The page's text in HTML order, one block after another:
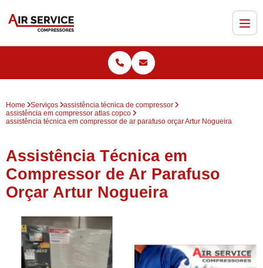
Home Serviços
assistência técnica de compressor
assistência em compressor atlas copco
assistência técnica em compressor de ar parafuso orçar Artur Nogueira
Assistência Técnica em
Compressor de Ar Parafuso
Orçar Artur Nogueira